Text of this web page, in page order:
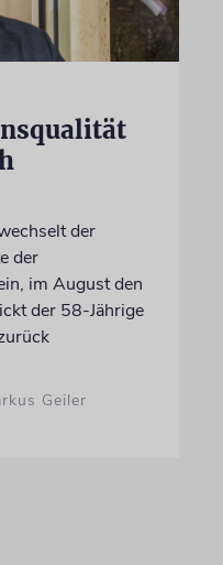
der
der
im August den
der 58-Jährige
Geiler